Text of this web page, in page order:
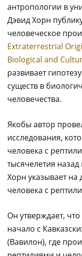
антропологии в
Дэвид Хорн
человеческое
Extraterrestrial
Biological and
развивает
существ в
человечества.
Якобы автор
исследования,
человека с
тысячелетия
Хорн указывает на
человека с
Он утверждает,
начало с
(Вавилон), где